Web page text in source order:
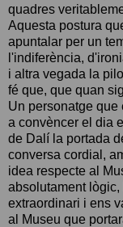
quadres
Aquesta postura
apuntalar per un
l'indiferència,
i altra vegada la
fé que, que quan
Un personatge que
a convèncer el dia
de Dalí la portada
conversa cordial,
idea respecte al
absolutament
extraordinari i ens
al Museu que